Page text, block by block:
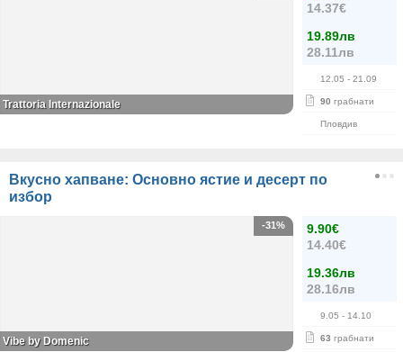
14.37€
19.89лв
28.11лв
12.05 - 21.09
90 грабнати
Пловдив
Trattoria Internazionale
Вкусно хапване: Основно ястие и десерт по
избор
9.90€
14.40€
19.36лв
28.16лв
9.05 - 14.10
63 грабнати
-31%
Vibe by Domenic